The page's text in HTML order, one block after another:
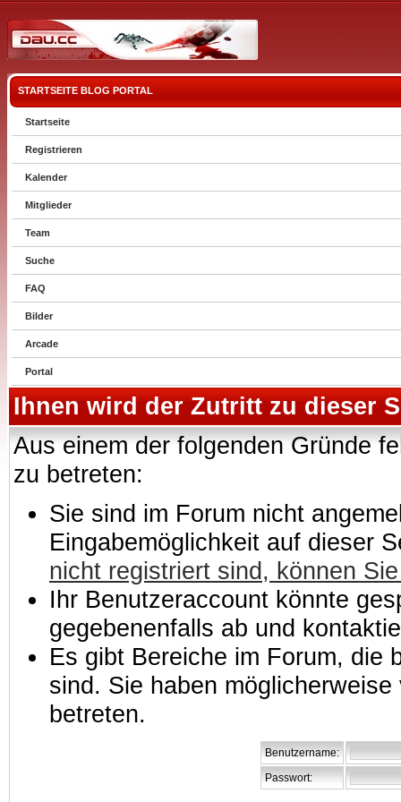
STARTSEITE BLOG PORTAL
Startseite
Registrieren
Kalender
Mitglieder
Team
Suche
FAQ
Bilder
Arcade
Portal
Ihnen wird der Zutritt zu dieser
Aus einem der folgenden Gründe
zu betreten:
Sie sind im Forum nicht
Eingabemöglichkeit auf dieser
nicht registriert sind, können
Ihr Benutzeraccount könnte
gegebenenfalls ab und
Es gibt Bereiche im Forum, die
sind. Sie haben
betreten.
Benutzername:
Passwort: